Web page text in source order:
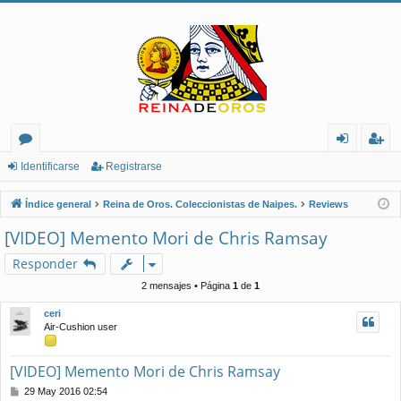
or
os
nt
ifi
e
ist
ra
Identificarse Registrarse
Índice general Reina de Oros. Coleccionistas de Naipes. Reviews
[VIDEO] Memento Mori de Chris Ramsay
Responder
2 mensajes • Página 1 de 1
ceri
Air-Cushion user
[VIDEO] Memento Mori de Chris Ramsay
M
29 May 2016 02:54